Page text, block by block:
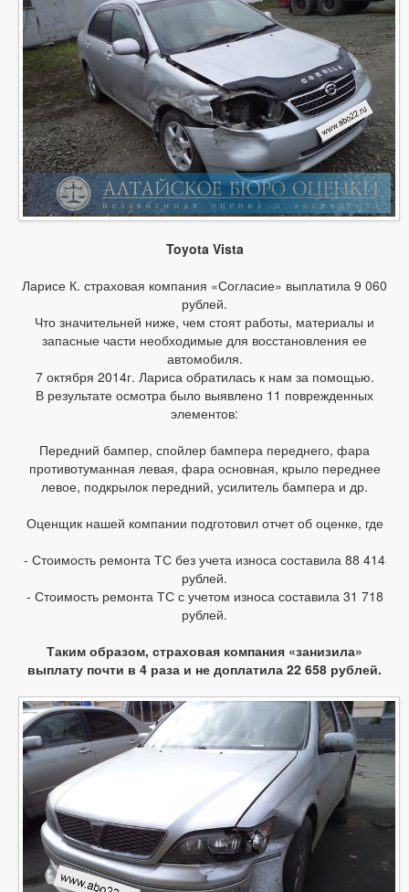
Toyota Vista
Ларисе К. страховая компания «Согласие» выплатила 9 060
рублей.
Что значительней ниже, чем стоят работы, материалы и
запасные части необходимые для восстановления ее
автомобиля.
7 октября 2014г. Лариса обратилась к нам за помощью.
В результате осмотра было выявлено 11 поврежденных
элементов:
Передний бампер, спойлер бампера переднего, фара
противотуманная левая, фара основная, крыло переднее
левое, подкрылок передний, усилитель бампера и др.
Оценщик нашей компании подготовил отчет об оценке, где
- Стоимость ремонта ТС без учета износа составила 88 414
рублей.
- Стоимость ремонта ТС с учетом износа составила 31 718
рублей.
Таким образом, страховая компания «занизила»
выплату почти в 4 раза и не доплатила 22 658 рублей.